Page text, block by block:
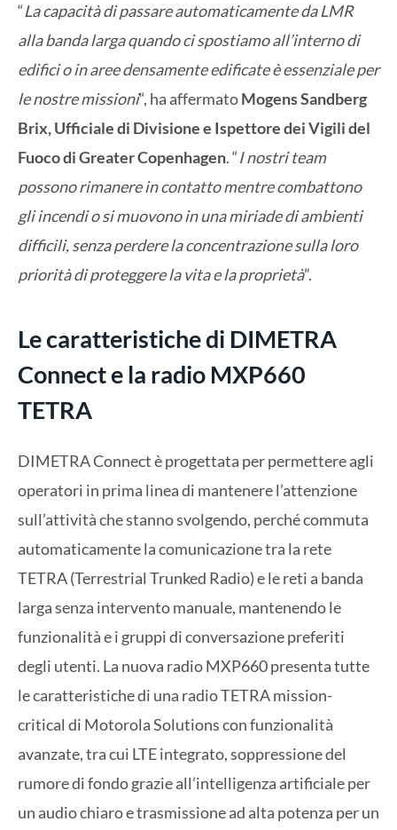
“La capacità di passare automaticamente da LMR
alla banda larga quando ci spostiamo all’interno di
edifici o in aree densamente edificate è essenziale per
le nostre missioni“, ha affermatoMogens Sandberg
Brix, Ufficiale di Divisione e Ispettore dei Vigili del
Fuoco di Greater Copenhagen. “I nostri team
possono rimanere in contatto mentre combattono
gli incendi o si muovono in una miriade di ambienti
difficili, senza perdere la concentrazione sulla loro
priorità di proteggere la vita e la proprietà”.
Le caratteristiche di DIMETRA
Connect e la radio MXP660
TETRA
DIMETRA Connect è progettata per permettere agli
operatori in prima linea di mantenere l’attenzione
sull’attività che stanno svolgendo, perché commuta
automaticamente la comunicazione tra la rete
TETRA (Terrestrial Trunked Radio) e le reti a banda
larga senza intervento manuale, mantenendo le
funzionalità e i gruppi di conversazione preferiti
degli utenti. La nuova radio MXP660 presenta tutte
le caratteristiche di una radio TETRA mission-
critical di Motorola Solutions con funzionalità
avanzate, tra cui LTE integrato, soppressione del
rumore di fondo grazie all’intelligenza artificiale per
un audio chiaro e trasmissione ad alta potenza per un